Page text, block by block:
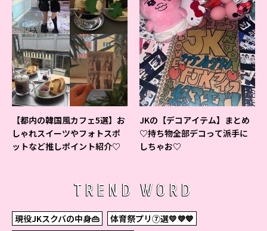
【都内の韓国風カフェ5選】お
しゃれスイーツやフォトスポ
ットなど推しポイント紹介♡
JKの【デコアイテム】まとめ
♡持ち物全部デコって派手に
しちゃお♡
TREND WORD
現役JKスクバの中身👜
体育祭プリ⑦選💛💜💙